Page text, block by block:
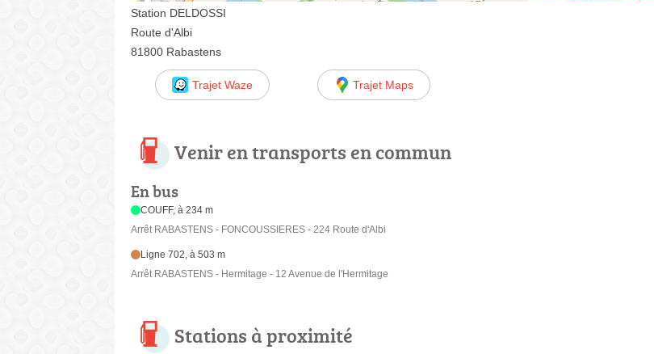
Station DELDOSSI
Route d'Albi
81800 Rabastens
Trajet Waze Trajet Maps
Venir en transports en commun
En bus
COUFF, à 234 m
Arrêt RABASTENS - FONCOUSSIERES - 224 Route d'Albi
Ligne 702, à 503 m
Arrêt RABASTENS - Hermitage - 12 Avenue de l'Hermitage
Stations à proximité